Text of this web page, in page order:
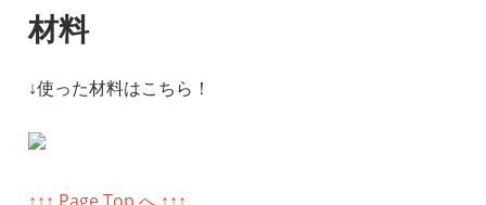
材料
↓使った材料はこちら！